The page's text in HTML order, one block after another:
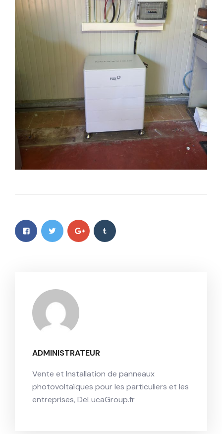
ADMINISTRATEUR
Vente et Installation de panneaux
photovoltaïques pour les particuliers et les
entreprises, DeLucaGroup.fr